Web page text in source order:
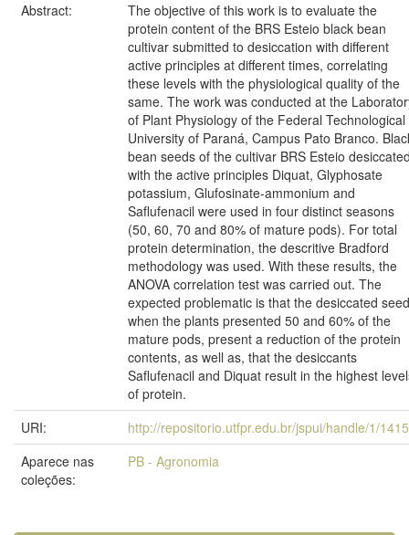
Abstract:
The objective of this work is to evaluate the
protein content of the BRS Esteio black bean
cultivar submitted to desiccation with different
active principles at different times, correlating
these levels with the physiological quality of the
same. The work was conducted at the
of Plant Physiology of the Federal Technological
University of Paraná, Campus Pato Branco.
bean seeds of the cultivar BRS Esteio
with the active principles Diquat, Glyphosate
potassium, Glufosinate-ammonium and
Saflufenacil were used in four distinct seasons
(50, 60, 70 and 80% of mature pods). For total
protein determination, the descritive Bradford
methodology was used. With these results, the
ANOVA correlation test was carried out. The
expected problematic is that the desiccated
when the plants presented 50 and 60% of the
mature pods, present a reduction of the protein
contents, as well as, that the desiccants
Saflufenacil and Diquat result in the highest
of protein.
URI:
http://repositorio.utfpr.edu.br/jspui/handle/1/
Aparece nas
coleções:
PB - Agronomia